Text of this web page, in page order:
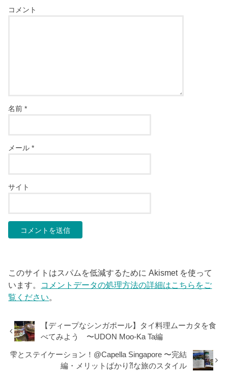
コメント
名前*
メール*
サイト
このサイトはスパムを低減するために Akismet を使って
います。 コメントデータの処理方法の詳細はこちらをご
覧ください。
【ディープなシンガポール】タイ料理ムーカタを食
べてみよう 〜UDON Moo-Ka Ta編
雫とステイケーション！@Capella Singapore 〜完結
編・メリットばかり⁈な旅のスタイル